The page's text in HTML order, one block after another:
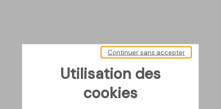
Utilisation des
cookies
Continuer sans accepter